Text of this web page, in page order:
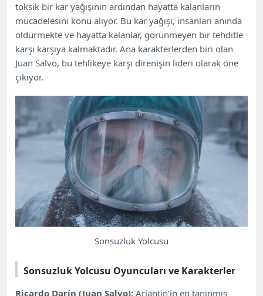
toksik bir kar yağışının ardından hayatta kalanların
mücadelesini konu alıyor. Bu kar yağışı, insanları anında
öldürmekte ve hayatta kalanlar, görünmeyen bir tehditle
karşı karşıya kalmaktadır. Ana karakterlerden biri olan
Juan Salvo, bu tehlikeye karşı direnişin lideri olarak öne
çıkıyor.
Sonsuzluk Yolcusu
Sonsuzluk Yolcusu Oyuncuları ve Karakterler
Ricardo Darín (Juan Salvo): Arjantin’in en tanınmış